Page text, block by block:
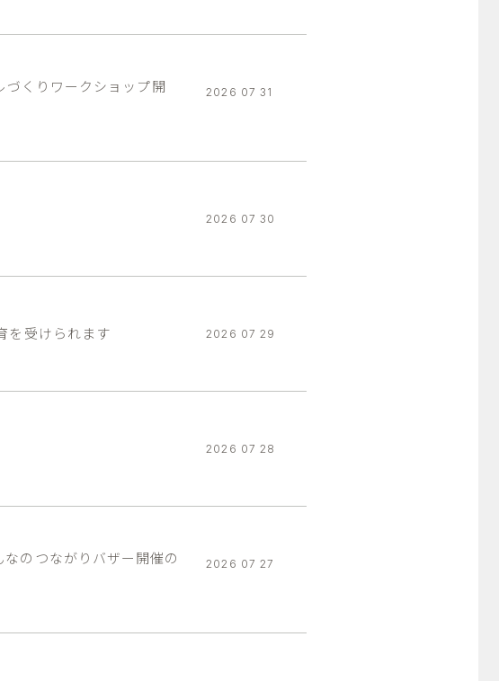
づくりワークショップ開
2026 07 31
2026 07 30
を受けられます 2026 07 29
2026 07 28
なのつながりバザー開催の
2026 07 27